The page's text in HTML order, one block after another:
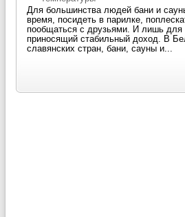
Для большинства людей бани и
время, посидеть в парилке,
пообщаться с друзьями. И лишь для
приносящий стабильный доход. В
славянских стран, бани, сауны и...